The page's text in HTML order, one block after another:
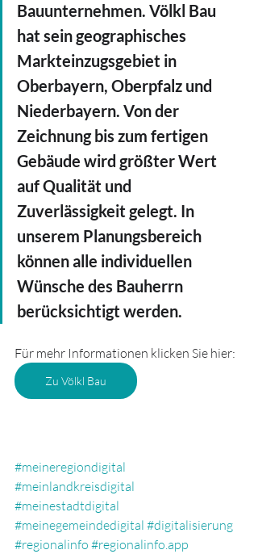
Bauunternehmen. Völkl Bau
hat sein geographisches
Markteinzugsgebiet in
Oberbayern, Oberpfalz und
Niederbayern. Von der
Zeichnung bis zum fertigen
Gebäude wird größter Wert
auf Qualität und
Zuverlässigkeit gelegt. In
unserem Planungsbereich
können alle individuellen
Wünsche des Bauherrn
berücksichtigt werden.
Für mehr Informationen klicken Sie hier:
Zu Völkl Bau
#meineregiondigital
#meinlandkreisdigital
#meinestadtdigital
#meinegemeindedigital #digitalisierung
#regionalinfo #regionalinfo.app